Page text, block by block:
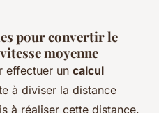
pour convertir le
moyenne
effectuer un calcul
à diviser la distance
à réaliser cette distance.